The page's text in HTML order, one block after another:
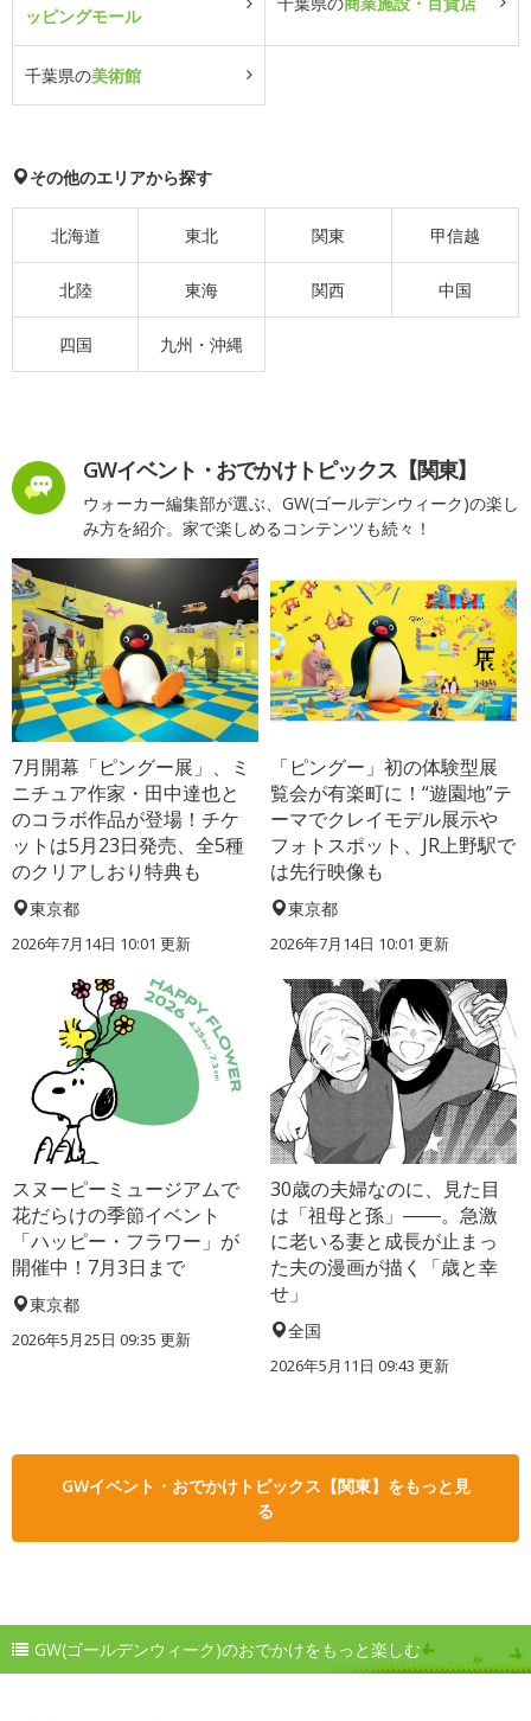
ッピングモール
千葉県の美術館
その他のエリアから探す
北海道 東北 関東 甲信越
北陸 東海 関西 中国
四国 九州・沖縄
GWイベント・おでかけトピックス【関東】
ウォーカー編集部が選ぶ、GW(ゴールデンウィーク)の楽し
み方を紹介。家で楽しめるコンテンツも続々！
7月開幕「ピングー展」、ミ
ニチュア作家・田中達也と
のコラボ作品が登場！チケ
ットは5月23日発売、全5種
のクリアしおり特典も
東京都
2026年7月14日 10:01 更新
「ピングー」初の体験型展
覧会が有楽町に！“遊園地”テ
ーマでクレイモデル展示や
フォトスポット、JR上野駅で
は先行映像も
東京都
2026年7月14日 10:01 更新
スヌーピーミュージアムで
花だらけの季節イベント
「ハッピー・フラワー」が
開催中！7月3日まで
東京都
2026年5月25日 09:35 更新
30歳の夫婦なのに、見た目
は「祖母と孫」――。急激
に老いる妻と成長が止まっ
た夫の漫画が描く「歳と幸
せ」
全国
2026年5月11日 09:43 更新
GWイベント・おでかけトピックス【関東】をもっと見
る
GW(ゴールデンウィーク)のおでかけをもっと楽しむ